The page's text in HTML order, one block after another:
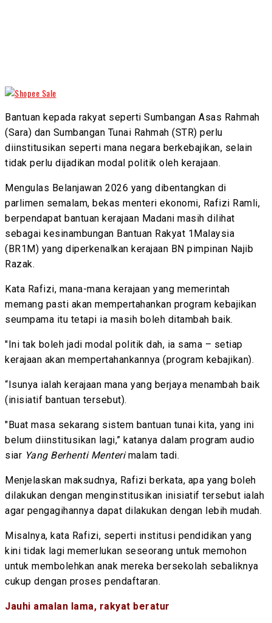
Bantuan kepada rakyat seperti Sumbangan Asas Rahmah
(Sara) dan Sumbangan Tunai Rahmah (STR) perlu
diinstitusikan seperti mana negara berkebajikan, selain
tidak perlu dijadikan modal politik oleh kerajaan.
Mengulas Belanjawan 2026 yang dibentangkan di
parlimen semalam, bekas menteri ekonomi, Rafizi Ramli,
berpendapat bantuan kerajaan Madani masih dilihat
sebagai kesinambungan Bantuan Rakyat 1Malaysia
(BR1M) yang diperkenalkan kerajaan BN pimpinan Najib
Razak.
Kata Rafizi, mana-mana kerajaan yang memerintah
memang pasti akan mempertahankan program kebajikan
seumpama itu tetapi ia masih boleh ditambah baik.
"Ini tak boleh jadi modal politik dah, ia sama – setiap
kerajaan akan mempertahankannya (program kebajikan).
“Isunya ialah kerajaan mana yang berjaya menambah baik
(inisiatif bantuan tersebut).
"Buat masa sekarang sistem bantuan tunai kita, yang ini
belum diinstitusikan lagi,” katanya dalam program audio
siar Yang Berhenti Menterimalam tadi.
Menjelaskan maksudnya, Rafizi berkata, apa yang boleh
dilakukan dengan menginstitusikan inisiatif tersebut ialah
agar pengagihannya dapat dilakukan dengan lebih mudah.
Misalnya, kata Rafizi, seperti institusi pendidikan yang
kini tidak lagi memerlukan seseorang untuk memohon
untuk membolehkan anak mereka bersekolah sebaliknya
cukup dengan proses pendaftaran.
Jauhi amalan lama, rakyat beratur